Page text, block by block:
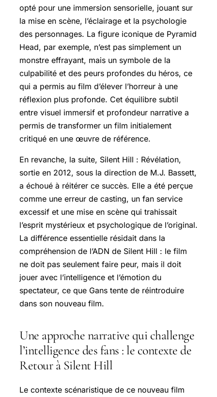
opté pour une immersion sensorielle, jouant sur
la mise en scène, l’éclairage et la psychologie
des personnages. La figure iconique de Pyramid
Head, par exemple, n’est pas simplement un
monstre effrayant, mais un symbole de la
culpabilité et des peurs profondes du héros, ce
qui a permis au film d’élever l’horreur à une
réflexion plus profonde. Cet équilibre subtil
entre visuel immersif et profondeur narrative a
permis de transformer un film initialement
critiqué en une œuvre de référence.
En revanche, la suite, Silent Hill : Révélation,
sortie en 2012, sous la direction de M.J. Bassett,
a échoué à réitérer ce succès. Elle a été perçue
comme une erreur de casting, un fan service
excessif et une mise en scène qui trahissait
l’esprit mystérieux et psychologique de l’original.
La différence essentielle résidait dans la
compréhension de l’ADN de Silent Hill : le film
ne doit pas seulement faire peur, mais il doit
jouer avec l’intelligence et l’émotion du
spectateur, ce que Gans tente de réintroduire
dans son nouveau film.
Une approche narrative qui challenge
l’intelligence des fans : le contexte de
Retour à Silent Hill
Le contexte scénaristique de ce nouveau film